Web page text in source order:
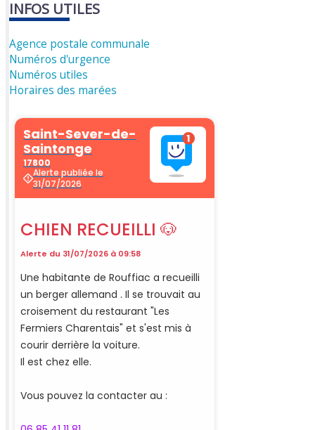
INFOS UTILES
Agence postale communale
Numéros d'urgence
Numéros utiles
Horaires des marées